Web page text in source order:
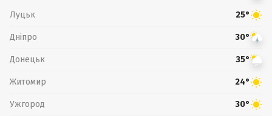
Луцьк 25°
Дніпро 30°
Донецьк 35°
Житомир 24°
Ужгород 30°